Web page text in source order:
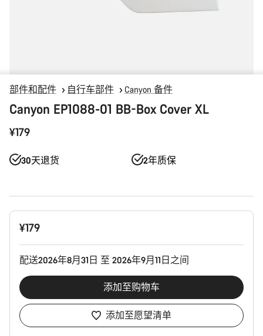
部件和配件 自行车部件 Canyon 备件
Canyon EP1088-01 BB-Box Cover XL
¥179
30天退货 2年质保
产
¥179
配送2026年8月31日 至 2026年9月11日之间
添加至购物车
添加至愿望清单